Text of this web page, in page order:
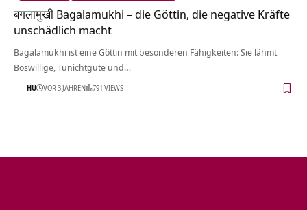
बगलामुखी Bagalamukhi – die Göttin, die negative Kräfte
unschädlich macht
Bagalamukhi ist eine Göttin mit besonderen Fähigkeiten: Sie lähmt
Böswillige, Tunichtgute und…
HU VOR 3 JAHREN 791 VIEWS